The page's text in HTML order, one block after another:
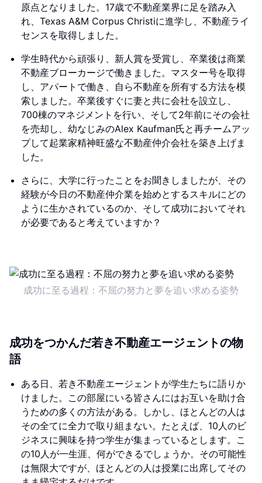
原点となりました。17歳で不動産業界に足を踏み入
れ、Texas A&M Corpus Christiに進学し、不動産ライ
センスを取得しました。
学生時代から頑張り、新人賞を受賞し、卒業後は商業
不動産ブローカージで働きました。マスター号を取得
し、アパートで働き、自ら不動産を所有する方法を模
索しました。卒業後すぐに妻と共に会社を設立し、
700棟のマネジメントを行い、そして2年前にその会社
を売却し、幼なじみのAlex Kaufman氏と再チームアッ
プして起業家精神旺盛な不動産仲介会社を築き上げま
した。
さらに、大学に行ったことをお聞きしましたが、その
経験が今日の不動産仲介業を始めとするスキルにどの
ように生かされているのか、そして成功においてそれ
が必要であると考えていますか？
成功に至る過程：不屈の努力と夢を追い求める姿勢
成功をつかんだ若き不動産エージェントの物
語
ある日、若き不動産エージェントが学生たちに語りか
けました。この部屋にいる皆さんにはお互いを助け合
うための多くの方法がある。しかし、ほとんどの人は
その全てに全力で取り組まない。たとえば、10人のビ
ジネスに興味を持つ学生が集まっているとします。こ
の10人が一生涯、何ができるでしょうか。その可能性
は無限大ですが、ほとんどの人は授業に出席してその